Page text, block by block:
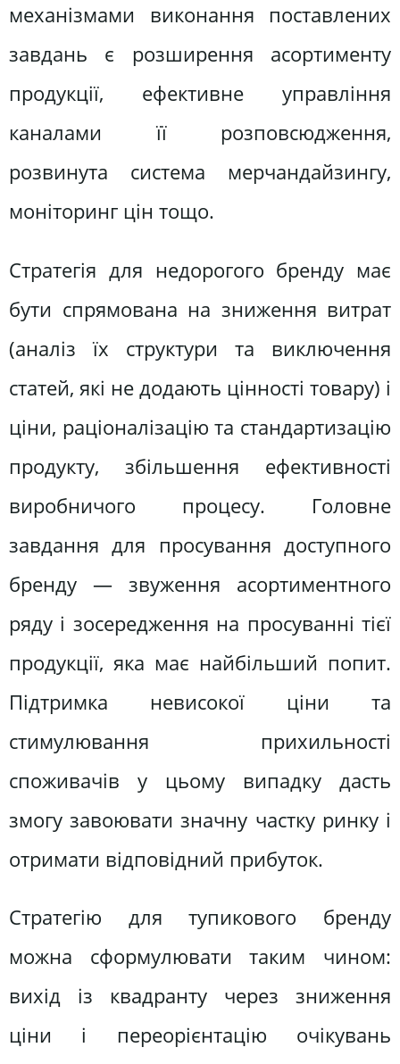
механізмами виконання поставлених
завдань є розширення асортименту
продукції, ефективне управління
каналами її розповсюдження,
розвинута система мерчандайзингу,
моніторинг цін тощо.
Стратегія для недорогого бренду має
бути спрямована на зниження витрат
(аналіз їх структури та виключення
статей, які не додають цінності товару) і
ціни, раціоналізацію та стандартизацію
продукту, збільшення ефективності
виробничого процесу. Головне
завдання для просування доступного
бренду — звуження асортиментного
ряду і зосередження на просуванні тієї
продукції, яка має найбільший попит.
Підтримка невисокої ціни та
стимулювання прихильності
споживачів у цьому випадку дасть
змогу завоювати значну частку ринку і
отримати відповідний прибуток.
Стратегію для тупикового бренду
можна сформулювати таким чином:
вихід із квадранту через зниження
ціни і переорієнтацію очікувань